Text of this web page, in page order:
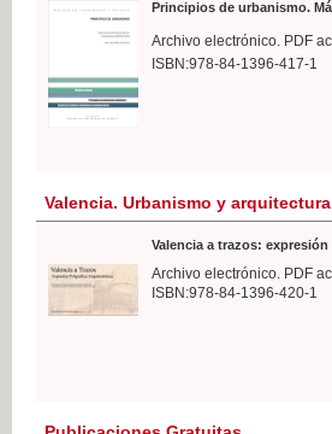
Principios de urbanismo.
Archivo electrónico. PDF
ISBN:978-84-1396-417-1
Valencia. Urbanismo y arquitectura
Valencia a trazos:
Archivo electrónico. PDF
ISBN:978-84-1396-420-1